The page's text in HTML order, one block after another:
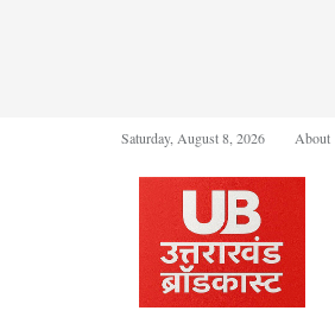
Saturday, August 8, 2026 About